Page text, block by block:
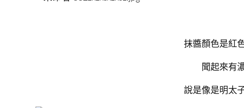
抹醬顏色是紅
聞起來有
說是像是明太